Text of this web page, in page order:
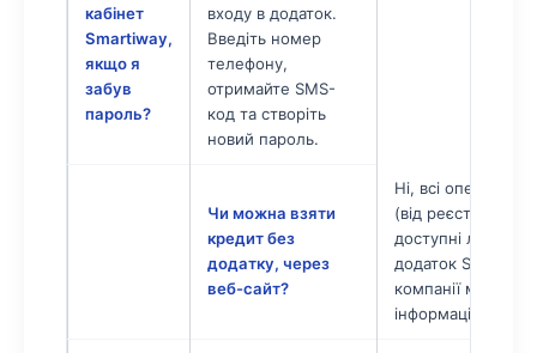
кабінет
Smartiway,
якщо я
забув
пароль?
входу в додаток.
Введіть номер
телефону,
отримайте SMS-
код та створіть
новий пароль.
Чи можна взяти
кредит без
додатку, через
веб-сайт?
Ні, всі операції з
(від реєстрації
доступні лише
додаток
компанії має
інформаційний